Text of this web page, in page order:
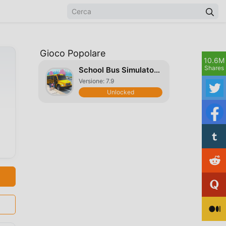
Gioco Popolare
School Bus Simulator Driving
Versione: 7.9
Unlocked
10.6M
Shares